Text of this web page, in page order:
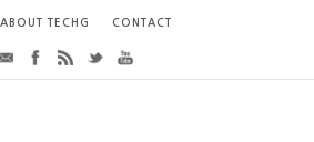
ABOUT TECHG CONTACT